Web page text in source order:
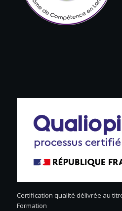
Certification qualité délivrée au
Formation